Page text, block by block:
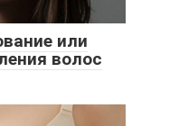
или
волос